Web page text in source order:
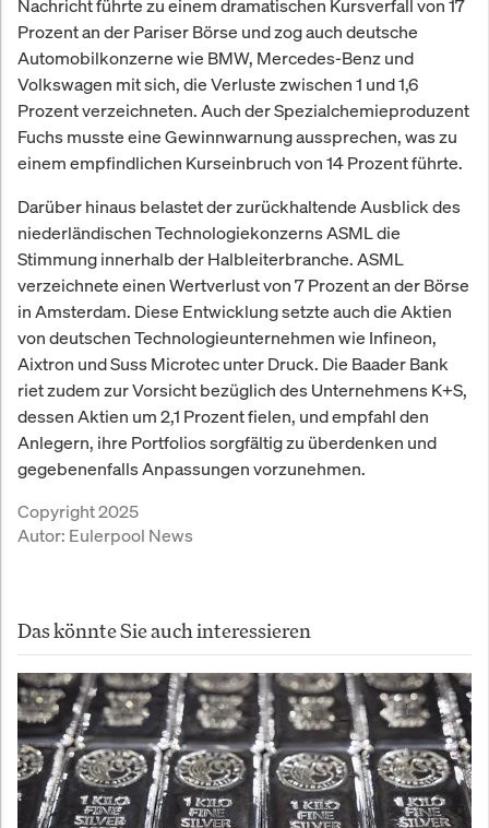
Nachricht führte zu einem dramatischen Kursverfall von 17
Prozent an der Pariser Börse und zog auch deutsche
Automobilkonzerne wie BMW, Mercedes-Benz und
Volkswagen mit sich, die Verluste zwischen 1 und 1,6
Prozent verzeichneten. Auch der Spezialchemieproduzent
Fuchs musste eine Gewinnwarnung aussprechen, was zu
einem empfindlichen Kurseinbruch von 14 Prozent führte.
Darüber hinaus belastet der zurückhaltende Ausblick des
niederländischen Technologiekonzerns ASML die
Stimmung innerhalb der Halbleiterbranche. ASML
verzeichnete einen Wertverlust von 7 Prozent an der Börse
in Amsterdam. Diese Entwicklung setzte auch die Aktien
von deutschen Technologieunternehmen wie Infineon,
Aixtron und Suss Microtec unter Druck. Die Baader Bank
riet zudem zur Vorsicht bezüglich des Unternehmens K+S,
dessen Aktien um 2,1 Prozent fielen, und empfahl den
Anlegern, ihre Portfolios sorgfältig zu überdenken und
gegebenenfalls Anpassungen vorzunehmen.
Copyright 2025
Autor: Eulerpool News
Das könnte Sie auch interessieren